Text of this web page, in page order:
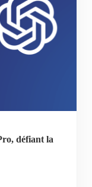
défiant la